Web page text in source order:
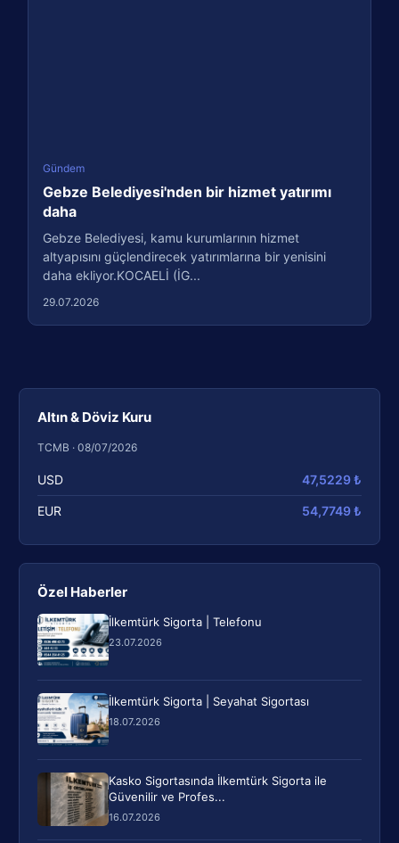
Altın & Döviz Kuru
TCMB · 08/07/2026
USD 47,5229 ₺
EUR 54,7749 ₺
Özel Haberler
İlkemtürk Sigorta | Telefonu
23.07.2026
İlkemtürk Sigorta | Seyahat Sigortası
18.07.2026
Kasko Sigortasında İlkemtürk Sigorta ile
Güvenilir ve Profes...
16.07.2026
Gündem
Gebze Belediyesi'nden bir hizmet yatırımı
daha
Gebze Belediyesi, kamu kurumlarının hizmet
altyapısını güçlendirecek yatırımlarına bir yenisini
daha ekliyor.KOCAELİ (İG...
29.07.2026